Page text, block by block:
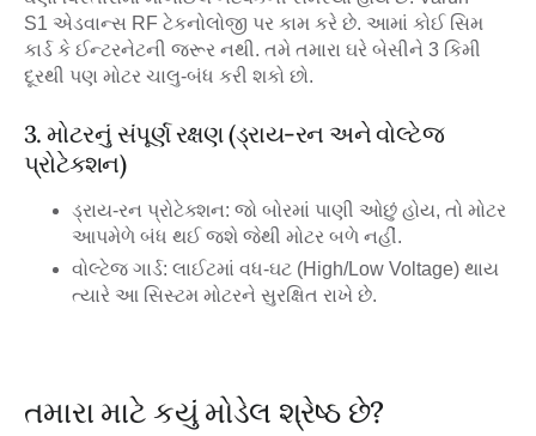
S1 એડવાન્સ RF ટેકનોલોજી પર કામ કરે છે. આમાં કોઈ સિમ
કાર્ડ કે ઈન્ટરનેટની જરૂર નથી. તમે તમારા ઘરે બેસીને 3 કિમી
દૂરથી પણ મોટર ચાલુ-બંધ કરી શકો છો.
3. મોટરનું સંપૂર્ણ રક્ષણ (ડ્રાય-રન અને વોલ્ટેજ
પ્રોટેક્શન)
ડ્રાય-રન પ્રોટેક્શન: જો બોરમાં પાણી ઓછું હોય, તો મોટર
આપમેળે બંધ થઈ જશે જેથી મોટર બળે નહીં.
વોલ્ટેજ ગાર્ડ: લાઈટમાં વધ-ઘટ (High/Low Voltage) થાય
ત્યારે આ સિસ્ટમ મોટરને સુરક્ષિત રાખે છે.
તમારા માટે કયું મોડેલ શ્રેષ્ઠ છે?